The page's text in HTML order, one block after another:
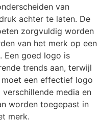
van
achter te laten. De
zorgvuldig worden
van het merk op een
Een goed logo is
trends aan, terwijl
een effectief logo
media en
worden toegepast in
merk.